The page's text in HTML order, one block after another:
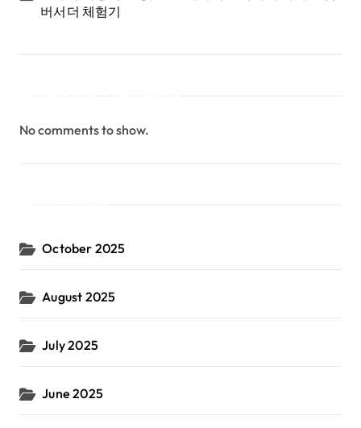
버서더 체험기
No comments to show.
October 2025
August 2025
July 2025
June 2025